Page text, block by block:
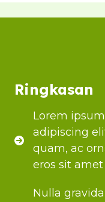
Ringkasan
Lorem
adipiscing
quam, ac
eros sit
Nulla